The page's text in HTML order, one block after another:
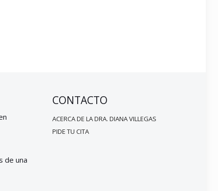
de una
CONTACTO
ACERCA DE LA DRA. DIANA VILLEGAS
PIDE TU CITA